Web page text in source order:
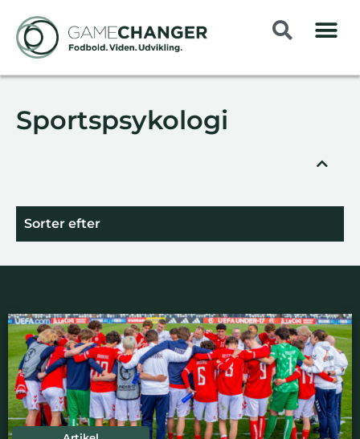
Sportspsykologi
Sorter efter